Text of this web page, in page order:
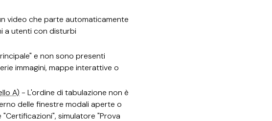
video che parte automaticamente
a utenti con disturbi
e non sono presenti
immagini, mappe interattive o
A) - L'ordine di tabulazione non è
delle finestre modali aperte o
simulatore "Prova